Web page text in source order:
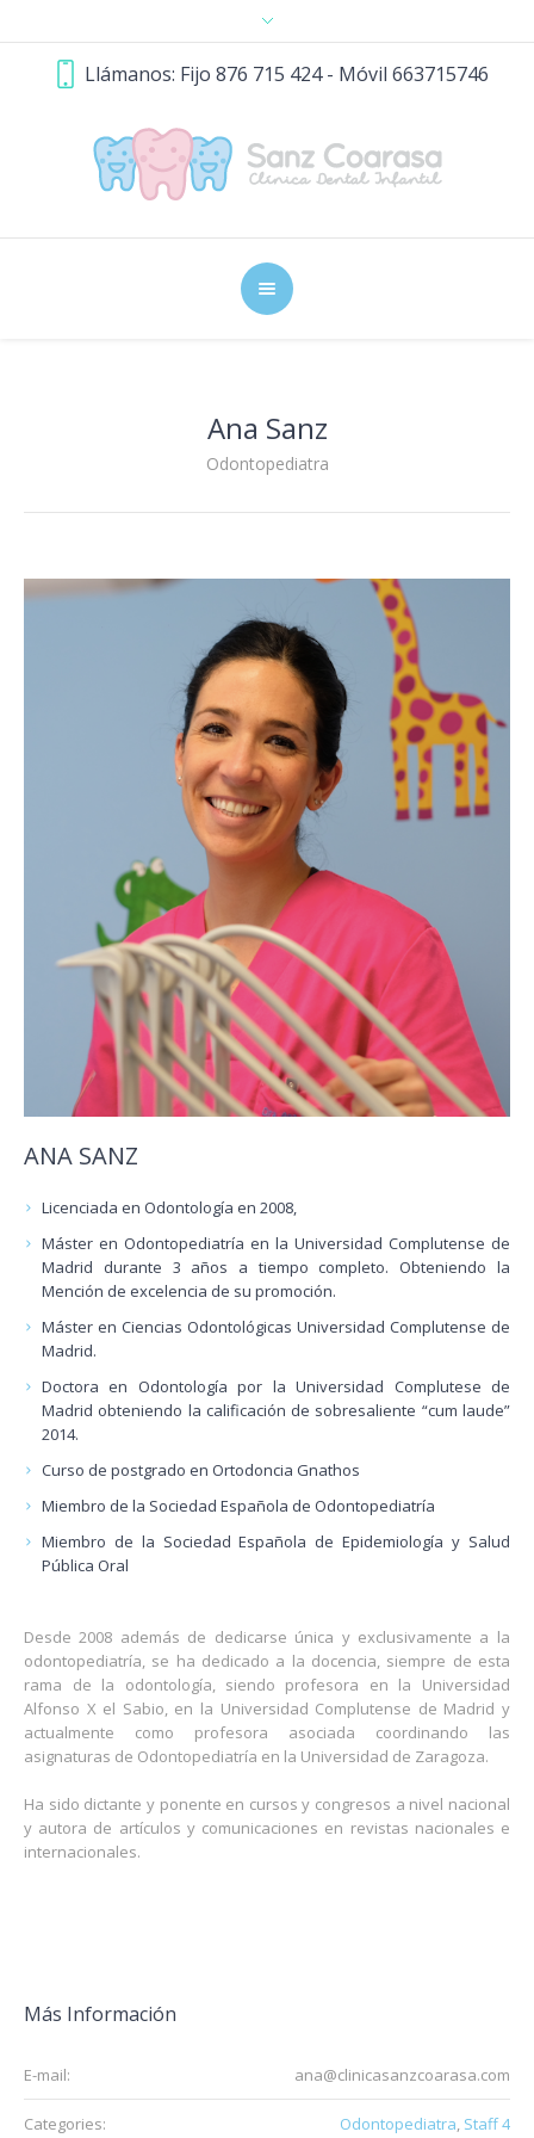
Llámanos: Fijo 876 715 424 - Móvil 663715746
Ana Sanz
Odontopediatra
ANA SANZ
Licenciada en Odontología en 2008,
Máster en Odontopediatría en la Universidad Complutense de
Madrid durante 3 años a tiempo completo. Obteniendo la
Mención de excelencia de su promoción.
Máster en Ciencias Odontológicas Universidad Complutense de
Madrid.
Doctora en Odontología por la Universidad Complutese de
Madrid obteniendo la calificación de sobresaliente “cum laude”
2014.
Curso de postgrado en Ortodoncia Gnathos
Miembro de la Sociedad Española de Odontopediatría
Miembro de la Sociedad Española de Epidemiología y Salud
Pública Oral
Desde 2008 además de dedicarse única y exclusivamente a la
odontopediatría, se ha dedicado a la docencia, siempre de esta
rama de la odontología, siendo profesora en la Universidad
Alfonso X el Sabio, en la Universidad Complutense de Madrid y
actualmente como profesora asociada coordinando las
asignaturas de Odontopediatría en la Universidad de Zaragoza.
Ha sido dictante y ponente en cursos y congresos a nivel nacional
y autora de artículos y comunicaciones en revistas nacionales e
internacionales.
Más Información
E-mail: ana@clinicasanzcoarasa.com
Categories: Odontopediatra Staff 4